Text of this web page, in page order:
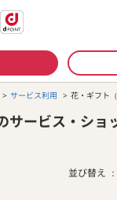
サービス利用 花・ギフト
サービス・ショ
並び替え